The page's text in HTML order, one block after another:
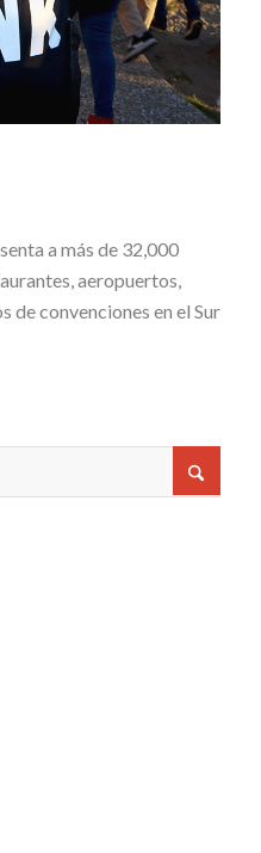
a más de 32,000
aeropuertos,
de convenciones en el Sur